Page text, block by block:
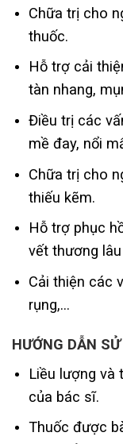
Chữa trị cho
thuốc.
Hỗ trợ cải
tàn nhang,
Điều trị các
mề đay, nổi
Chữa trị cho
thiếu kẽm.
Hỗ trợ phục
vết thương
Cải thiện các
rụng,…
HƯỚNG DẪN SỬ
Liều lượng và
của bác sĩ.
Thuốc được